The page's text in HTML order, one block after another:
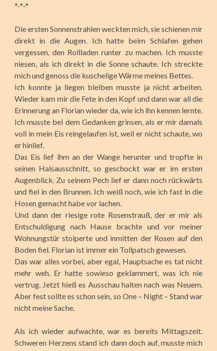
*-*-*
Die ersten Sonnenstrahlen weckten mich, sie schienen mir
direkt in die Augen. Ich hatte beim Schlafen gehen
vergessen, den Rollladen runter zu machen. Ich musste
niesen, als ich direkt in die Sonne schaute. Ich streckte
mich und genoss die kuschelige Wärme meines Bettes.
Ich konnte ja liegen bleiben musste ja nicht arbeiten.
Wieder kam mir die Fete in den Kopf und dann war all die
Erinnerung an Florian wieder da, wie ich ihn kennen lernte.
Ich musste bei dem Gedanken grinsen, als er mir damals
voll in mein Eis reingelaufen ist, weil er nicht schaute, wo
er hinlief.
Das Eis lief ihm an der Wange herunter und tropfte in
seinen Halsausschnitt, so geschockt war er im ersten
Augenblick. Zu seinem Pech lief er dann noch rückwärts
und fiel in den Brunnen. Ich weiß noch, wie ich fast in die
Hosen gemacht habe vor lachen.
Und dann der riesige rote Rosenstrauß, der er mir als
Entschuldigung nach Hause brachte und vor meiner
Wohnungstür stolperte und inmitten der Rosen auf den
Boden fiel. Florian ist immer ein Tollpatsch gewesen.
Das war alles vorbei, aber egal, Hauptsache es tat nicht
mehr weh. Er hatte sowieso geklammert, was ich nie
vertrug. Jetzt hieß es Ausschau halten nach was Neuem.
Aber fest sollte es schon sein, so One – Night – Stand war
nicht meine Sache.
Als ich wieder aufwachte, war es bereits Mittagszeit.
Schweren Herzens stand ich dann doch auf, musste mich